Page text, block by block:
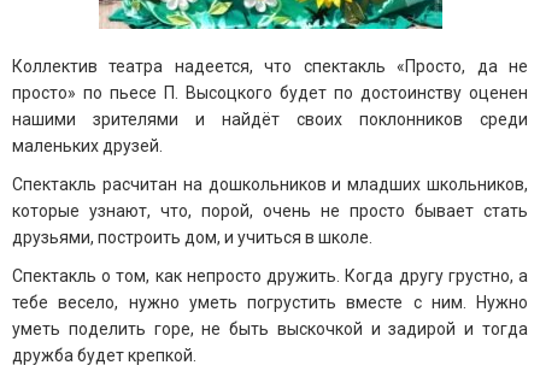
Коллектив театра надеется, что спектакль «Просто, да не
просто» по пьесе П. Высоцкого будет по достоинству оценен
нашими зрителями и найдёт своих поклонников среди
маленьких друзей.
Спектакль расчитан на дошкольников и младших школьников,
которые узнают, что, порой, очень не просто бывает стать
друзьями, построить дом, и учиться в школе.
Спектакль о том, как непросто дружить. Когда другу грустно, а
тебе весело, нужно уметь погрустить вместе с ним. Нужно
уметь поделить горе, не быть выскочкой и задирой и тогда
дружба будет крепкой.